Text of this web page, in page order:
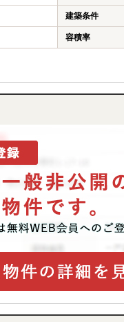
建築条件
容積率